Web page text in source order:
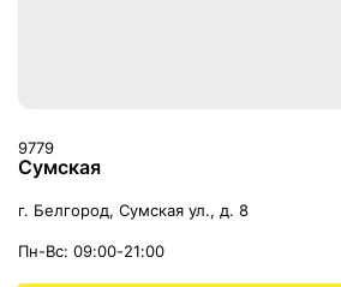
9779
Сумская
г. Белгород, Сумская ул., д. 8
Пн-Вс: 09:00-21:00